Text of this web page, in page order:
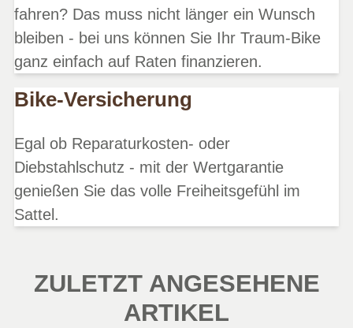
fahren? Das muss nicht länger ein Wunsch
bleiben - bei uns können Sie Ihr Traum-Bike
ganz einfach auf Raten finanzieren.
Bike-Versicherung
Egal ob Reparaturkosten- oder
Diebstahlschutz - mit der Wertgarantie
genießen Sie das volle Freiheitsgefühl im
Sattel.
ZULETZT ANGESEHENE
ARTIKEL